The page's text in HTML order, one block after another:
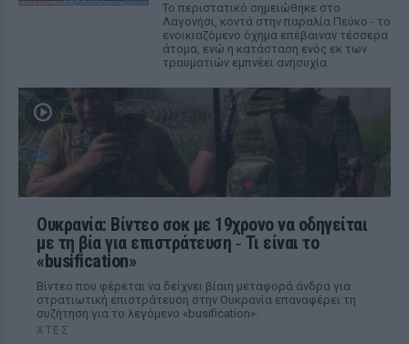
Το περιστατικό σημειώθηκε στο
Λαγονήσι, κοντά στην παραλία Πεύκο - το
ενοικιαζόμενο όχημα επέβαιναν τέσσερα
άτομα, ενώ η κατάσταση ενός εκ των
τραυματιών εμπνέει ανησυχία.
Ουκρανία: Βίντεο σοκ με 19χρονο να οδηγείται
με τη βία για επιστράτευση ‑ Τι είναι το
«busification»
Βίντεο που φέρεται να δείχνει βίαιη μεταφορά άνδρα για
στρατιωτική επιστράτευση στην Ουκρανία επαναφέρει τη
συζήτηση για το λεγόμενο «busification».
ΧΤΕΣ